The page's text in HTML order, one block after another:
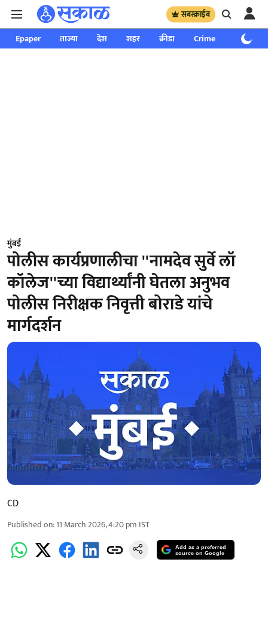
सबस्क्राईब
Epaper ताज्या देश शहर क्रीडा Crime साप्ताहिक
मुंबई
पोलीस कार्यप्रणालीचा ''नामदेव सुर्वे लॉ
कॉलेज''च्या विद्यार्थ्यांनी घेतला अनुभव
पोलीस निरीक्षक निवृत्ती बोराडे यांचे
मार्गदर्शन
CD
Published on:11 March 2026, 4:20 pm IST
Add as a preferred
source on Google